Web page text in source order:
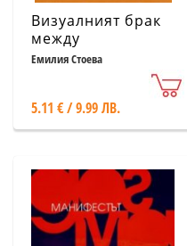
Визуалният брак
между
електронно и
Емилия Стоева
5.11 € / 9.99 ЛВ.